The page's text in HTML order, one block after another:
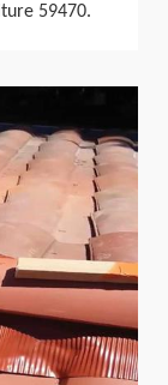
59470.